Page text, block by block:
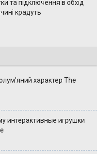
та підключення в обхід
крадуть
характер The
интерактивные игрушки